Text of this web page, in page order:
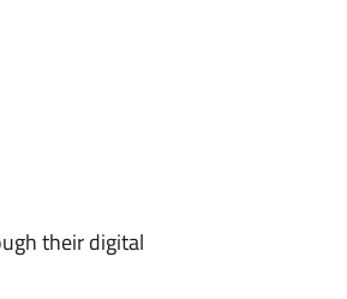
their digital